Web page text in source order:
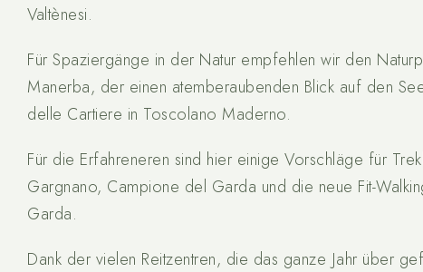
Valtènesi.
Für Spaziergänge in der Natur empfehlen wir den
Manerba, der einen atemberaubenden Blick auf den
delle Cartiere in Toscolano Maderno.
Für die Erfahreneren sind hier einige Vorschläge für
Gargnano, Campione del Garda und die neue Fit-
Garda.
Dank der vielen Reitzentren, die das ganze Jahr über